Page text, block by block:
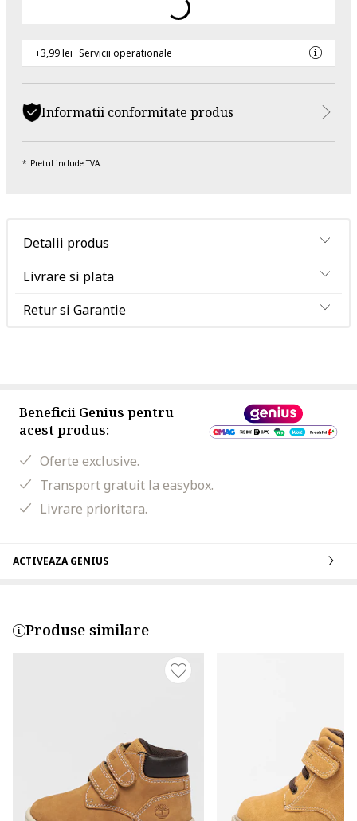
+3,99 lei Servicii operationale
Informatii conformitate produs
Pretul include TVA.
Detalii produs
Livrare si plata
Retur si Garantie
Beneficii Genius pentru
acest produs:
Oferte exclusive.
Transport gratuit la easybox.
Livrare prioritara.
ACTIVEAZA GENIUS
Produse similare